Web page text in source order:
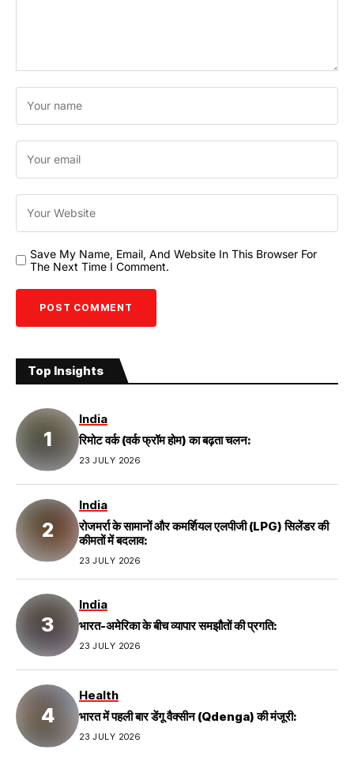
Save My Name, Email, And Website In This Browser For
The Next Time I Comment.
Top Insights
India
रिमोट वर्क (वर्क फ्रॉम होम) का बढ़ता चलन:
23 JULY 2026
India
रोजमर्रा के सामानों और कमर्शियल एलपीजी (LPG) सिलेंडर की
कीमतों में बदलाव:
23 JULY 2026
India
भारत-अमेरिका के बीच व्यापार समझौतों की प्रगति:
23 JULY 2026
Health
भारत में पहली बार डेंगू वैक्सीन (Qdenga) की मंजूरी:
23 JULY 2026